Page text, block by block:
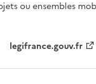
ou ensembles
legifrance.gouv.fr